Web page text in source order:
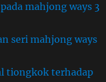
mahjong ways 3
seri mahjong ways
tiongkok terhadap